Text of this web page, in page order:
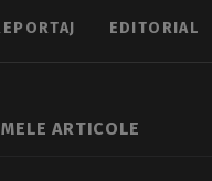
EDITORIAL
ARTICOLE